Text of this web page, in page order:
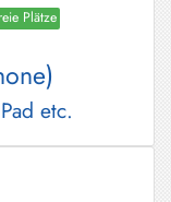
Plätze
etc.